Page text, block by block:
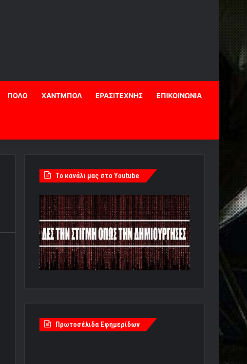
ΠΟΛΟ ΧΑΝΤΜΠΟΛ ΕΡΑΣΙΤΕΧΝΗΣ ΕΠΙΚΟΙΝΩΝΙΑ
Tο κανάλι μας στο Youtube
Πρωτοσέλιδα Εφημερίδων